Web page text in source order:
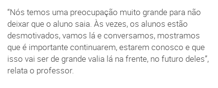
“Nós temos uma preocupação muito grande para não
deixar que o aluno saia. Às vezes, os alunos estão
desmotivados, vamos lá e conversamos, mostramos
que é importante continuarem, estarem conosco e que
isso vai ser de grande valia lá na frente, no futuro deles”,
relata o professor.